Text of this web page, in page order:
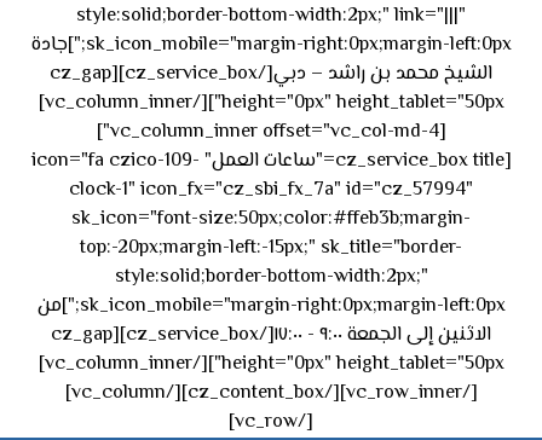
style:solid;border-bottom-width:2px;" link="|||"
sk_icon_mobile="margin-right:0px;margin-left:0px;"]جادة
الشيخ محمد بن راشد – دبي[/cz_service_box][cz_gap
height="0px" height_tablet="50px"][/vc_column_inner]
[vc_column_inner offset="vc_col-md-4"]
[cz_service_box title="ساعات العمل" icon="fa czico-109-
clock-1" icon_fx="cz_sbi_fx_7a" id="cz_57994"
sk_icon="font-size:50px;color:#ffeb3b;margin-
top:-20px;margin-left:-15px;" sk_title="border-
style:solid;border-bottom-width:2px;"
sk_icon_mobile="margin-right:0px;margin-left:0px;"]من
الاثنين إلى الجمعة ٩:٠٠ - ١٧:٠٠[/cz_service_box][cz_gap
height="0px" height_tablet="50px"][/vc_column_inner]
[/vc_row_inner][/cz_content_box][/vc_column]
[/vc_row]